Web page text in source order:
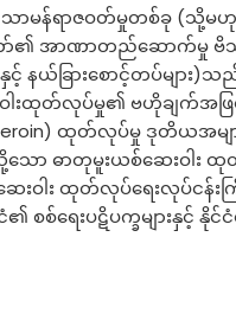
သာမန်ရာဇဝတ်မှုတစ်ခု (သို့
အာဏာတည်ဆောက်မှု ဗိ
င့် နယ်ခြားစောင့်တပ်များ
ထုတ်လုပ်မှု၏ ဗဟိုချက်အဖြစ်
ထုတ်လုပ်မှု ဒုတိယအ
သော ဓာတုမူးယစ်ဆေးဝ
ါး ထုတ်လုပ်ရေးလုပ်ငန်းကြီ
စစ်ရေးပဋိပက္ခများနှင့် နိုင်ငံ